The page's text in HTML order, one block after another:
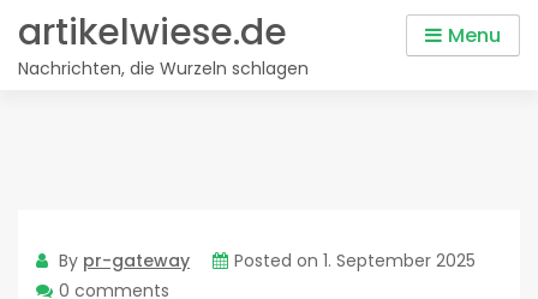
content
artikelwiese.de
Nachrichten, die Wurzeln schlagen
Menu
By pr-gateway Posted on 1. September 2025
0 comments